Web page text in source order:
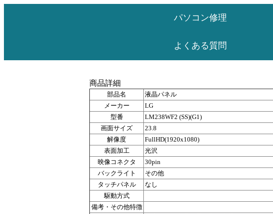
パソコン修理
よくある質問
商品詳細
部品名
液晶パネル
メーカー
LG
型番
LM238WF2 (SS)(G1)
画面サイズ
23.8
解像度
FullHD(1920x1080)
表面加工
光沢
映像コネクタ
30pin
バックライト
その他
タッチパネル
なし
駆動方式
備考・その他特徴